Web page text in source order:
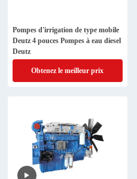
Pompes d'irrigation de type mobile
Deutz 4 pouces Pompes à eau diesel
Deutz
Obtenez le meilleur prix